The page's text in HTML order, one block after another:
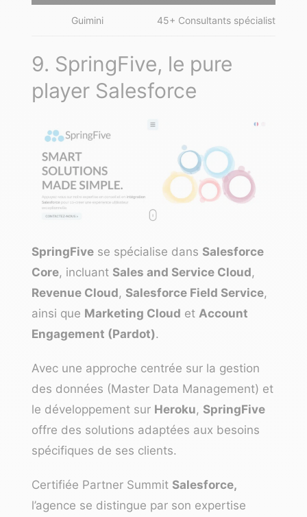
Guimini 45+ Consultants spécialistes
9. SpringFive, le pure
player Salesforce
SpringFive se spécialise dans Salesforce
Core, incluant Sales and Service Cloud,
Revenue Cloud, Salesforce Field Service,
ainsi que Marketing Cloud et Account
Engagement (Pardot).
Avec une approche centrée sur la gestion
des données (Master Data Management) et
le développement sur Heroku, SpringFive
offre des solutions adaptées aux besoins
spécifiques de ses clients.
Certifiée Partner Summit Salesforce,
l’agence se distingue par son expertise